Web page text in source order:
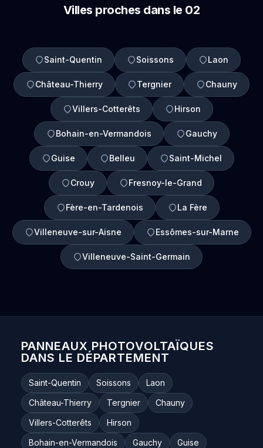
Villes proches dans le 02
Saint-Quentin Soissons Laon
Château-Thierry Tergnier Chauny
Villers-Cotterêts Hirson
Bohain-en-Vermandois Gauchy
Guise Belleu Saint-Michel
Crouy Fresnoy-le-Grand
Fère-en-Tardenois La Fère
Villeneuve-sur-Aisne Essômes-sur-Marne
Villeneuve-Saint-Germain
PANNEAUX PHOTOVOLTAÏQUES
DANS LE DÉPARTEMENT
Saint-Quentin Soissons
Laon
Château-Thierry
Tergnier
Chauny
Villers-Cotterêts
Hirson
Bohain-en-Vermandois
Gauchy
Guise